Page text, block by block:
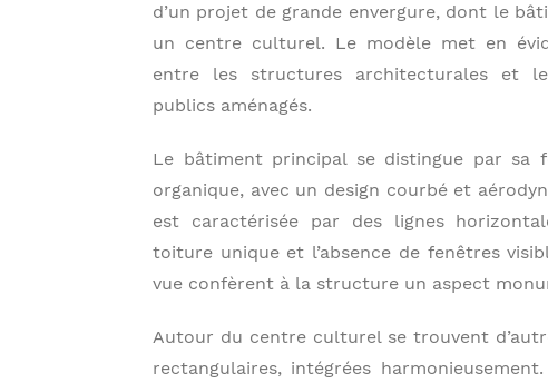
d’un projet de grande envergure, dont le
un centre culturel. Le modèle met en
entre les structures architecturales et
publics aménagés.
Le bâtiment principal se distingue par sa
organique, avec un design courbé et
est caractérisée par des lignes
toiture unique et l’absence de fenêtres
vue confèrent à la structure un aspect
Autour du centre culturel se trouvent
rectangulaires, intégrées